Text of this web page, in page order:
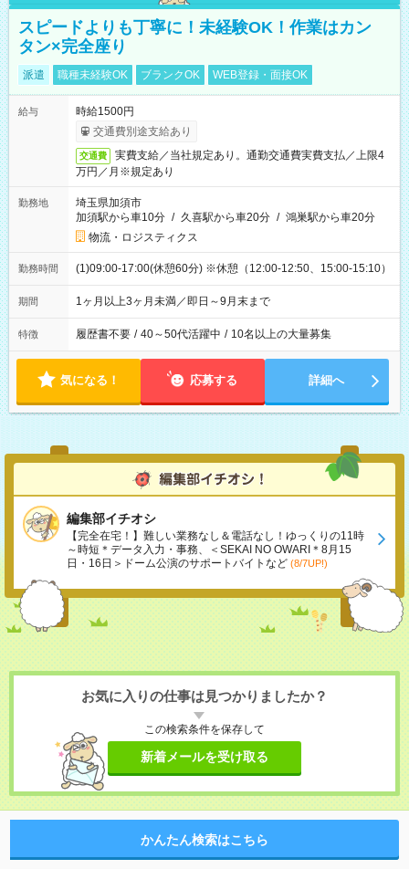
スピードよりも丁寧に！未経験OK！作業はカン
タン×完全座り
派遣 職種未経験OK ブランクOK WEB登録・面接OK
給与
時給1500円
交通費別途支給あり
交通費
実費支給／当社規定あり。通勤交通費実費支払／上限4
万円／月※規定あり
勤務地
埼玉県加須市
加須駅から車10分 / 久喜駅から車20分 / 鴻巣駅から車20分
物流・ロジスティクス
勤務時間 (1)09:00-17:00(休憩60分) ※休憩（12:00-12:50、15:00-15:10）
期間 1ヶ月以上3ヶ月未満／即日～9月末まで
特徴 履歴書不要 / 40～50代活躍中 / 10名以上の大量募集
気になる！ 応募する 詳細へ
編集部イチオシ
【完全在宅！】難しい業務なし＆電話なし！ゆっくりの11時
～時短＊データ入力・事務、＜SEKAI NO OWARI＊8月15
日・16日＞ドーム公演のサポートバイトなど (8/7UP!)
お気に入りの仕事は見つかりましたか？
この検索条件を保存して
新着メールを受け取る
かんたん検索はこちら